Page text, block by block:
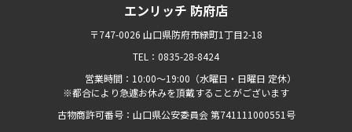
エンリッチ 防府店
〒747-0026 山口県防府市緑町1丁目2-18
TEL：0835-28-8424
営業時間：10:00〜19:00（水曜日・日曜日 定休）
※都合により急遽お休みを頂戴することがございます
古物商許可番号：山口県公安委員会 第741111000551号